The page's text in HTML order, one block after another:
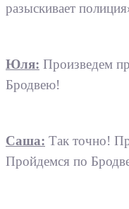
разыскивает
Юля: Произведем
Бродвею!
Саша: Так точно!
Пройдемся по